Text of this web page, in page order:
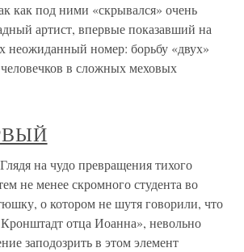
как под ними «скрывался» очень
артист, впервые показавший на
неожиданный номер: борьбу «двух»
в сложных меховых
на чудо превращения тихого
не менее скромного студента во
о котором не шутя говорили, что
Кронштадт отца Иоанна», невольно
заподозрить в этом элемент